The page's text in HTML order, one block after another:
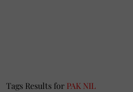
Tags Results for PAK NIL